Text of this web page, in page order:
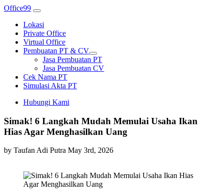
Office99
Lokasi
Private Office
Virtual Office
Pembuatan PT & CV
Jasa Pembuatan PT
Jasa Pembuatan CV
Cek Nama PT
Simulasi Akta PT
Hubungi Kami
Simak! 6 Langkah Mudah Memulai Usaha Ikan
Hias Agar Menghasilkan Uang
by Taufan Adi Putra May 3rd, 2026